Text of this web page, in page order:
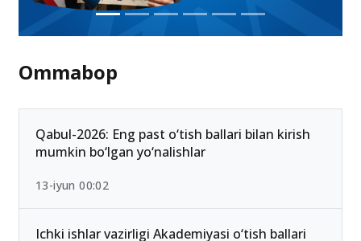
Ommabop
Qabul-2026: Eng past o‘tish ballari bilan kirish
mumkin bo‘lgan yo‘nalishlar
13-iyun 00:02
Ichki ishlar vazirligi Akademiyasi o‘tish ballari